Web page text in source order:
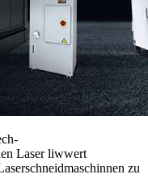
Laser liwwert
zu